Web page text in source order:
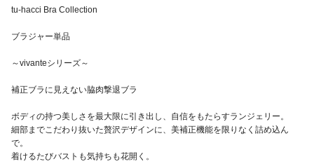
tu-hacci Bra Collection
ブラジャー単品
～vivanteシリーズ～
補正ブラに見えない脇肉撃退ブラ
ボディの持つ美しさを最大限に引き出し、自信をもたらすランジェリー。
細部までこだわり抜いた贅沢デザインに、美補正機能を限りなく詰め込ん
で。
着けるたびバストも気持ちも花開く。